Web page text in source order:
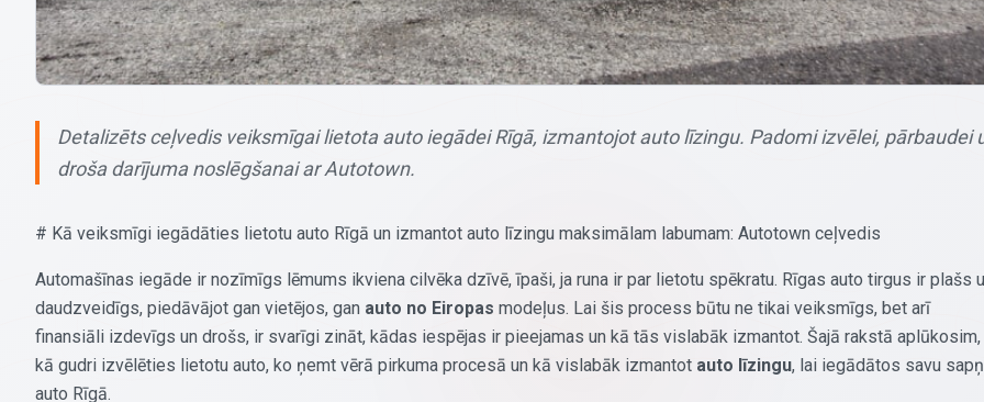
Detalizēts ceļvedis veiksmīgai lietota auto iegādei Rīgā, izmantojot auto līzingu. Padomi izvēlei, pārbaudei
droša darījuma noslēgšanai ar Autotown.
# Kā veiksmīgi iegādāties lietotu auto Rīgā un izmantot auto līzingu maksimālam labumam: Autotown ceļvedis
Automašīnas iegāde ir nozīmīgs lēmums ikviena cilvēka dzīvē, īpaši, ja runa ir par lietotu spēkratu. Rīgas auto tirgus ir plašs
daudzveidīgs, piedāvājot gan vietējos, gan auto no Eiropas modeļus. Lai šis process būtu ne tikai veiksmīgs, bet arī
finansiāli izdevīgs un drošs, ir svarīgi zināt, kādas iespējas ir pieejamas un kā tās vislabāk izmantot. Šajā rakstā aplūkosim,
kā gudri izvēlēties lietotu auto, ko ņemt vērā pirkuma procesā un kā vislabāk izmantot auto līzingu, lai iegādātos savu
auto Rīgā.